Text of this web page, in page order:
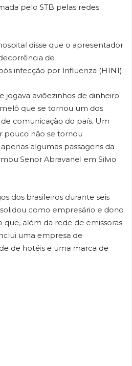
pelo STB pelas redes
disse que o apresentador
de
infecção por Influenza (H1N1).
jogava aviõezinhos de dinheiro
que se tornou um dos
comunicação do país. Um
pouco não se tornou
algumas passagens da
Senor Abravanel em Silvio
dos brasileiros durante seis
como empresário e dono
além da rede de emissoras
uma empresa de
de hotéis e uma marca de